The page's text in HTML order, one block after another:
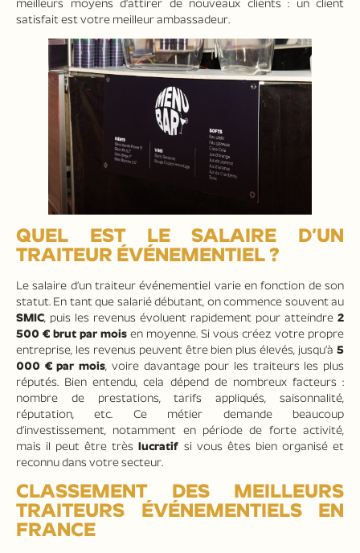
meilleurs moyens d’attirer de nouveaux clients : un client
satisfait est votre meilleur ambassadeur.
QUEL EST LE SALAIRE D’UN
TRAITEUR ÉVÉNEMENTIEL ?
Le salaire d’un traiteur événementiel varie en fonction de son
statut. En tant que salarié débutant, on commence souvent au
SMIC, puis les revenus évoluent rapidement pour atteindre 2
500 € brut par mois en moyenne. Si vous créez votre propre
entreprise, les revenus peuvent être bien plus élevés, jusqu’à 5
000 € par mois, voire davantage pour les traiteurs les plus
réputés. Bien entendu, cela dépend de nombreux facteurs :
nombre de prestations, tarifs appliqués, saisonnalité,
réputation, etc. Ce métier demande beaucoup
d’investissement, notamment en période de forte activité,
mais il peut être trèslucratif si vous êtes bien organisé et
reconnu dans votre secteur.
CLASSEMENT DES MEILLEURS
TRAITEURS ÉVÉNEMENTIELS EN
FRANCE